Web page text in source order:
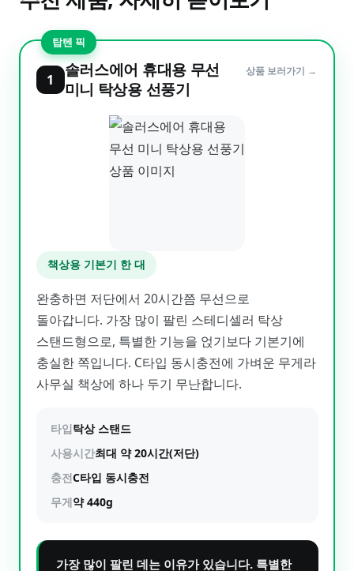
탑텐 픽
1
솔러스에어 휴대용 무선
미니 탁상용 선풍기
상품 보러가기 →
책상용 기본기 한 대
완충하면 저단에서 20시간쯤 무선으로
돌아갑니다. 가장 많이 팔린 스테디셀러 탁상
스탠드형으로, 특별한 기능을 얹기보다 기본기에
충실한 쪽입니다. C타입 동시충전에 가벼운 무게라
사무실 책상에 하나 두기 무난합니다.
타입탁상 스탠드
사용시간최대 약 20시간(저단)
충전C타입 동시충전
무게약 440g
가장 많이 팔린 데는 이유가 있습니다. 특별한